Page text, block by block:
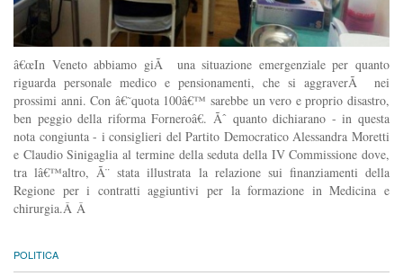
â€œIn Veneto abbiamo giÃ una situazione emergenziale per quanto
riguarda personale medico e pensionamenti, che si aggraverÃ nei
prossimi anni. Con â€˜quota 100â€™ sarebbe un vero e proprio disastro,
ben peggio della riforma Forneroâ€. Ãˆ quanto dichiarano - in questa
nota congiunta - i consiglieri del Partito Democratico Alessandra Moretti
e Claudio Sinigaglia al termine della seduta della IV Commissione dove,
tra lâ€™altro, Ã¨ stata illustrata la relazione sui finanziamenti della
Regione per i contratti aggiuntivi per la formazione in Medicina e
chirurgia.Â Â
POLITICA